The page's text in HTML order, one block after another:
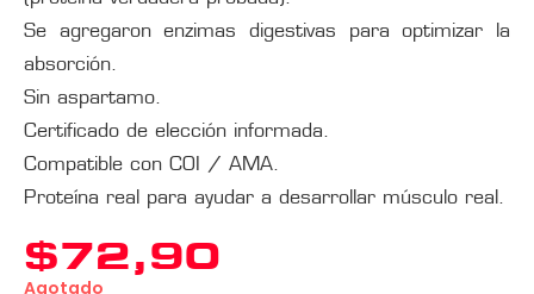
Se agregaron enzimas digestivas para optimizar la
absorción.
Sin aspartamo.
Certificado de elección informada.
Compatible con COI / AMA.
Proteína real para ayudar a desarrollar músculo real.
$72,90
Agotado